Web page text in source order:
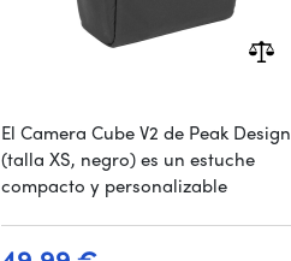
El Camera Cube V2 de Peak Design
(talla XS, negro) es un estuche
compacto y personalizable